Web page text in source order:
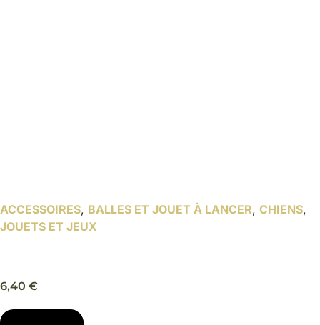
ACCESSOIRES, BALLES ET JOUET À LANCER, CHIENS,
JOUETS ET JEUX
6,40 €